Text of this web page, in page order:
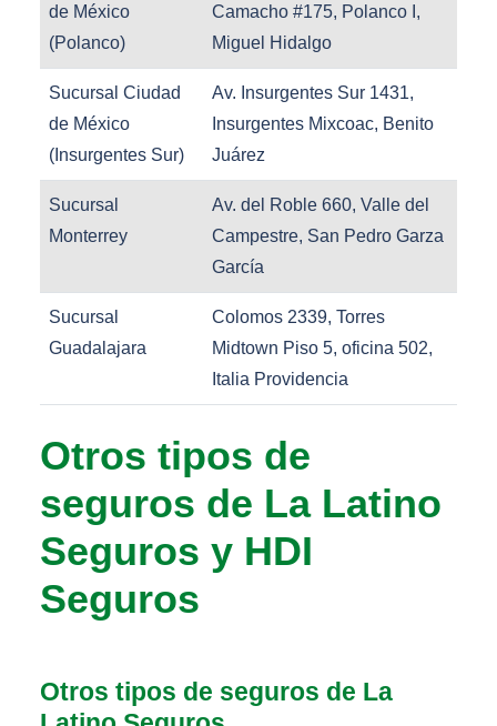
de México
(Polanco)
Camacho #175, Polanco I,
Miguel Hidalgo
Sucursal Ciudad
de México
(Insurgentes Sur)
Av. Insurgentes Sur 1431,
Insurgentes Mixcoac, Benito
Juárez
Sucursal
Monterrey
Av. del Roble 660, Valle del
Campestre, San Pedro Garza
García
Sucursal
Guadalajara
Colomos 2339, Torres
Midtown Piso 5, oficina 502,
Italia Providencia
Otros tipos de
seguros de La Latino
Seguros y HDI
Seguros
Otros tipos de seguros de La